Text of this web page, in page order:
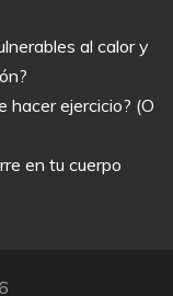
al calor y
hacer ejercicio? (O
en tu cuerpo